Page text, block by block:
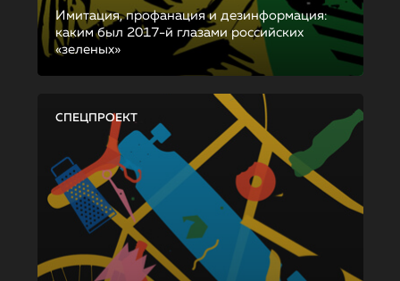
Имитация, профанация и дезинформация:
каким был 2017-й глазами российских
«зеленых»
СПЕЦПРОЕКТ